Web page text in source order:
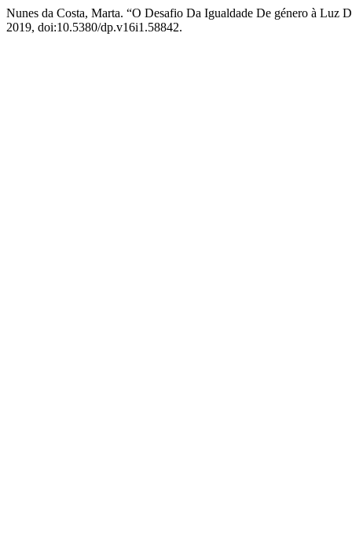
Nunes da Costa, Marta. “O Desafio Da Igualdade De género à Luz
2019, doi:10.5380/dp.v16i1.58842.